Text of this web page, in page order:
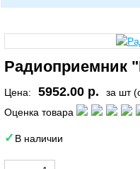
Радиоприемник
Цена: 5952.00 р.
за шт
Оценка товара
В наличии